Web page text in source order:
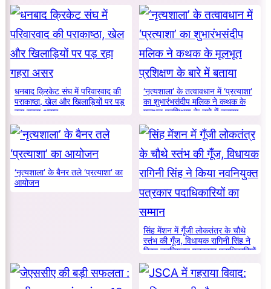
धनबाद क्रिकेट संघ में परिवारवाद की
पराकाष्ठा, खेल और खिलाड़ियों पर पड़
रहा गहरा असर
‘नृत्यशाला’ के तत्वावधान में ‘प्रत्याशा’
का शुभारंभसंदीप मलिक ने कथक के
मूलभूत प्रशिक्षण के बारे में बताया
‘नृत्यशाला’ के बैनर तले ‘प्रत्याशा’ का
आयोजन
सिंह मेंशन में गूँजी लोकतंत्र के चौथे
स्तंभ की गूँज, विधायक रागिनी सिंह ने
किया नवनियुक्त पत्रकार पदाधिकारियों
का सम्मान